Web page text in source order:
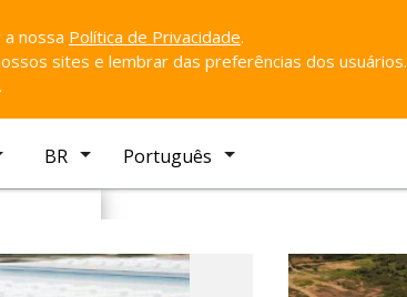
nossa Política de Privacidade.
sites e lembrar das preferências dos usuários.
BR Português